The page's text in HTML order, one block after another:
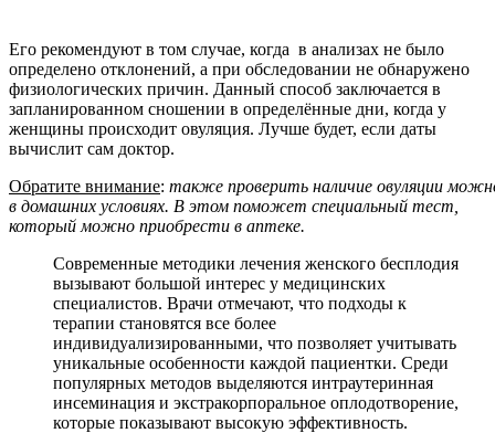
Его рекомендуют в том случае, когда в анализах не было
определено отклонений, а при обследовании не обнаружено
физиологических причин. Данный способ заключается в
запланированном сношении в определённые дни, когда у
женщины происходит овуляция. Лучше будет, если даты
вычислит сам доктор.
Обратите внимание: также проверить наличие овуляции
в домашних условиях. В этом поможет специальный тест,
который можно приобрести в аптеке.
Современные методики лечения женского бесплодия
вызывают большой интерес у медицинских
специалистов. Врачи отмечают, что подходы к
терапии становятся все более
индивидуализированными, что позволяет учитывать
уникальные особенности каждой пациентки. Среди
популярных методов выделяются интраутеринная
инсеминация и экстракорпоральное оплодотворение,
которые показывают высокую эффективность.